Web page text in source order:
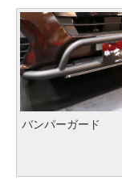
バンパーガード